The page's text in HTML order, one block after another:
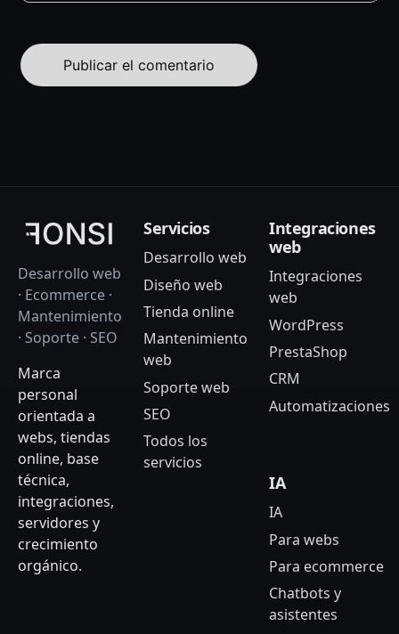
Desarrollo web
· Ecommerce ·
Mantenimiento
· Soporte · SEO
Marca
personal
orientada a
webs, tiendas
online, base
técnica,
integraciones,
servidores y
crecimiento
orgánico.
Servicios
Desarrollo web
Diseño web
Tienda online
Mantenimiento
web
Soporte web
SEO
Todos los
servicios
Integraciones
web
Integraciones
web
WordPress
PrestaShop
CRM
Automatizaciones
IA
IA
Para webs
Para ecommerce
Chatbots y
asistentes